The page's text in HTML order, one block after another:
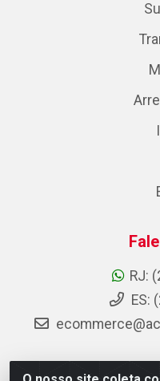
RJ:
ES: